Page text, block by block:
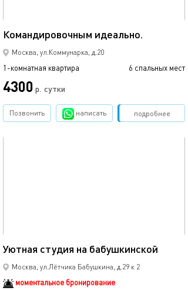
Командировочным идеально.
Москва, ул.Коммунарка, д.20
1-комнатная квартира 6 спальных мест
4300 р. сутки
подробнее
Позвонить написать Забронировать
Уютная студия на бабушкинской
Москва, ул.Лётчика Бабушкина, д.29 к 2
моментальное бронирование